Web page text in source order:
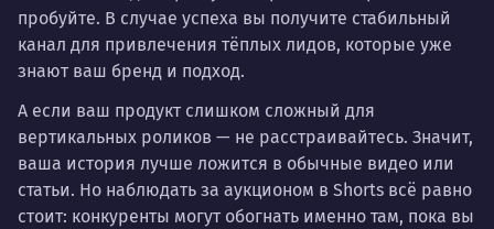
пробуйте. В случае успеха вы получите стабильный
канал для привлечения тёплых лидов, которые уже
знают ваш бренд и подход.
А если ваш продукт слишком сложный для
вертикальных роликов — не расстраивайтесь. Значит,
ваша история лучше ложится в обычные видео или
статьи. Но наблюдать за аукционом в Shorts всё равно
стоит: конкуренты могут обогнать именно там, пока вы